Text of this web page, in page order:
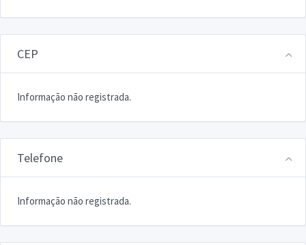
CEP
Informação não registrada.
Telefone
Informação não registrada.